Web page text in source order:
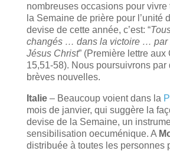
nombreuses occasions pour vivre
la Semaine de prière pour l’unité
devise de cette année, c’est: “
changés … dans la victoire … par
Jésus Christ” (Première lettre aux
15,51-58). Nous poursuivrons par
brèves nouvelles.
Italie – Beaucoup voient dans la
mois de janvier, qui suggère la
devise de la Semaine, un
sensibilisation oecuménique. A
distribuée à toutes les personnes